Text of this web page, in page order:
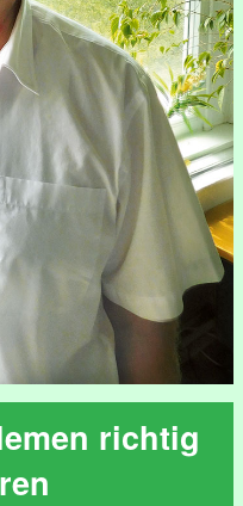
richtig